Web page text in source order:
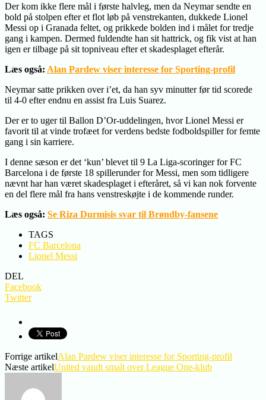
Der kom ikke flere mål i første halvleg, men da Neymar sendte en
bold på stolpen efter et flot løb på venstrekanten, dukkede Lionel
Messi op i Granada feltet, og prikkede bolden ind i målet for tredje
gang i kampen. Dermed fuldendte han sit hattrick, og fik vist at han
igen er tilbage på sit topniveau efter et skadesplaget efterår.
Læs også: Alan Pardew viser interesse for Sporting-profil
Neymar satte prikken over i’et, da han syv minutter før tid scorede
til 4-0 efter endnu en assist fra Luis Suarez.
Der er to uger til Ballon D’Or-uddelingen, hvor Lionel Messi er
favorit til at vinde trofæet for verdens bedste fodboldspiller for femte
gang i sin karriere.
I denne sæson er det ‘kun’ blevet til 9 La Liga-scoringer for FC
Barcelona i de første 18 spillerunder for Messi, men som tidligere
nævnt har han været skadesplaget i efteråret, så vi kan nok forvente
en del flere mål fra hans venstreskøjte i de kommende runder.
Læs også: Se Riza Durmisis svar til Brøndby-fansene
TAGS
FC Barcelona
Lionel Messi
DEL
Facebook
Twitter
Forrige artikelAlan Pardew viser interesse for Sporting-profil
Næste artikelUnited vandt smalt over League One-klub